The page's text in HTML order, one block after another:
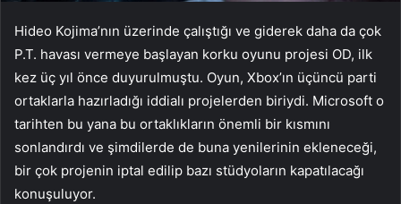
Hideo Kojima’nın üzerinde çalıştığı ve giderek daha da çok
P.T. havası vermeye başlayan korku oyunu projesi OD, ilk
kez üç yıl önce duyurulmuştu. Oyun, Xbox’ın üçüncü parti
ortaklarla hazırladığı iddialı projelerden biriydi. Microsoft o
tarihten bu yana bu ortaklıkların önemli bir kısmını
sonlandırdı ve şimdilerde de buna yenilerinin ekleneceği,
bir çok projenin iptal edilip bazı stüdyoların kapatılacağı
konuşuluyor.